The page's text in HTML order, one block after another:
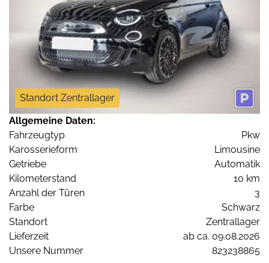
Standort Zentrallager
Allgemeine Daten:
Fahrzeugtyp
Pkw
Karosserieform
Limousine
Getriebe
Automatik
Kilometerstand
10 km
Anzahl der Türen
3
Farbe
Schwarz
Standort
Zentrallager
Lieferzeit
ab ca. 09.08.2026
Unsere Nummer
823238865